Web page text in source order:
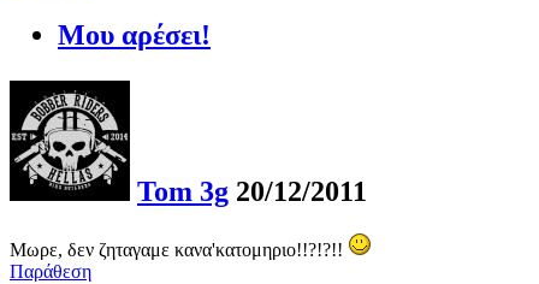
Μου αρέσει!
Tom 3g 20/12/2011
Μωρε, δεν ζηταγαμε κανα'κατομηριο!!?!?!!
Παράθεση